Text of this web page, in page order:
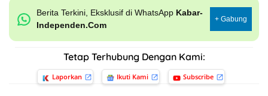
Berita Terkini, Eksklusif di WhatsApp Kabar-
Independen.Com
+ Gabung
Tetap Terhubung Dengan Kami:
Laporkan Ikuti Kami Subscribe